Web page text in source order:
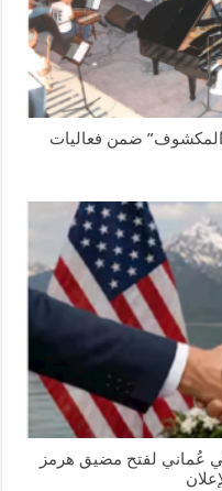
ضمن فعاليات
عُماني لفتح مضيق هرمز